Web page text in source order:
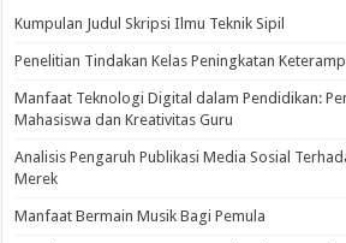
Kumpulan Judul Skripsi Ilmu Teknik Sipil
Penelitian Tindakan Kelas Peningkatan
Manfaat Teknologi Digital dalam Pendidikan:
Mahasiswa dan Kreativitas Guru
Analisis Pengaruh Publikasi Media Sosial
Merek
Manfaat Bermain Musik Bagi Pemula